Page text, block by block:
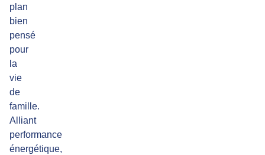
plan
bien
pensé
pour
la
vie
de
famille.
Alliant
performance
énergétique,